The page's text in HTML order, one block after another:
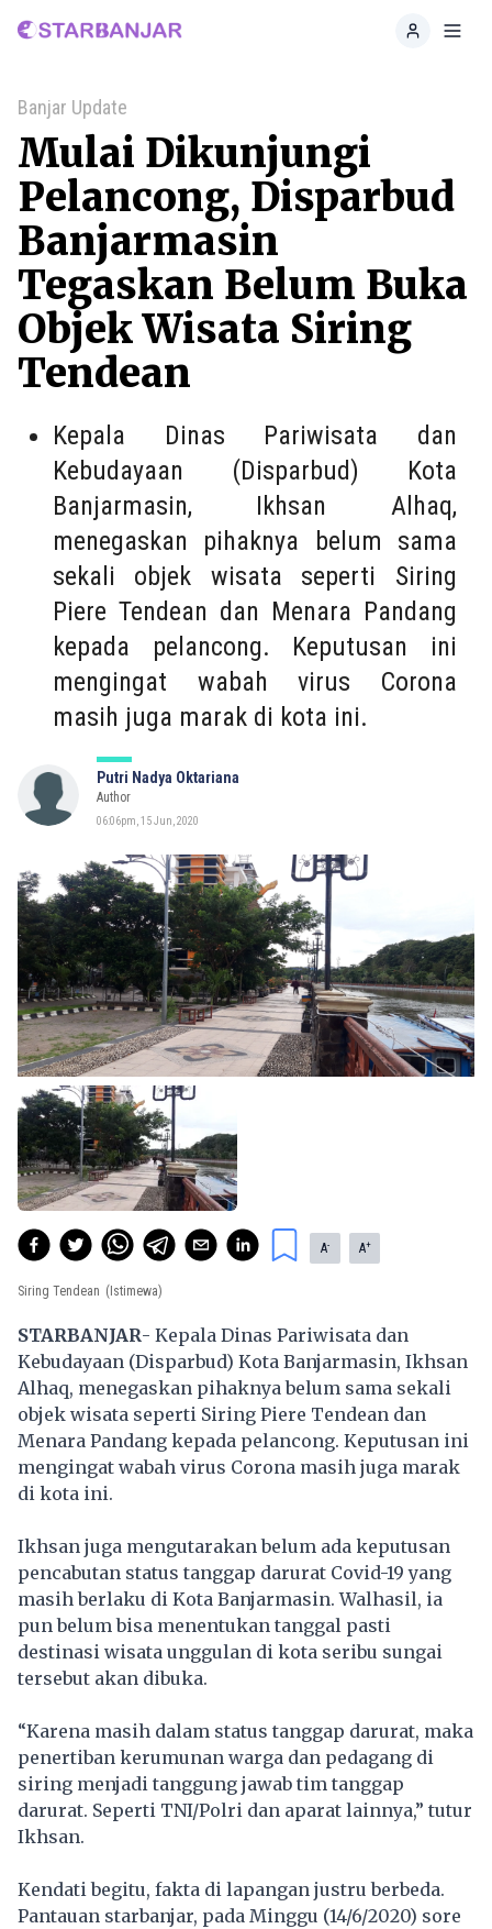
Home
Banjar Update
Mulai Dikunjungi
Pelancong, Disparbud
Banjarmasin
Tegaskan Belum Buka
Objek Wisata Siring
Tendean
Kepala Dinas Pariwisata dan
Kebudayaan (Disparbud) Kota
Banjarmasin, Ikhsan Alhaq,
menegaskan pihaknya belum sama
sekali objek wisata seperti Siring
Piere Tendean dan Menara Pandang
kepada pelancong. Keputusan ini
mengingat wabah virus Corona
masih juga marak di kota ini.
Putri Nadya Oktariana
Author
06:06pm, 15 Jun, 2020
A- A+
Siring Tendean (Istimewa)
STARBANJAR- Kepala Dinas Pariwisata dan
Kebudayaan (Disparbud) Kota Banjarmasin, Ikhsan
Alhaq, menegaskan pihaknya belum sama sekali
objek wisata seperti Siring Piere Tendean dan
Menara Pandang kepada pelancong. Keputusan ini
mengingat wabah virus Corona masih juga marak
di kota ini.
Ikhsan juga mengutarakan belum ada keputusan
pencabutan status tanggap darurat Covid-19 yang
masih berlaku di Kota Banjarmasin. Walhasil, ia
pun belum bisa menentukan tanggal pasti
destinasi wisata unggulan di kota seribu sungai
tersebut akan dibuka.
“Karena masih dalam status tanggap darurat, maka
penertiban kerumunan warga dan pedagang di
siring menjadi tanggung jawab tim tanggap
darurat. Seperti TNI/Polri dan aparat lainnya,” tutur
Ikhsan.
Kendati begitu, fakta di lapangan justru berbeda.
Pantauan starbanjar, pada Minggu (14/6/2020) sore